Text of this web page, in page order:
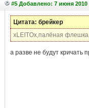
#5 Добавлено: 7 июня 2010
Цитата: брейкер
xLEITOx,палёная
а разве не будут кричать